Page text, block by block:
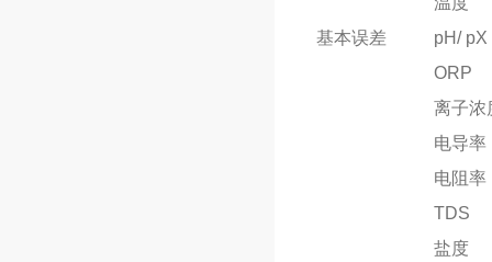
基本误差
pH/ pX
ORP
离子浓
电导率
电阻率
TDS
盐度